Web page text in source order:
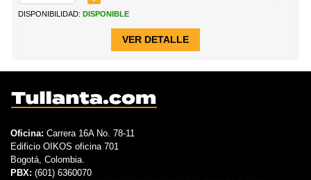
DISPONIBILIDAD: DISPONIBLE
VER DETALLE
Oficina: Carrera 16A No. 78-11
Edificio OIKOS oficina 701
Bogotá, Colombia.
PBX: (601) 6360070